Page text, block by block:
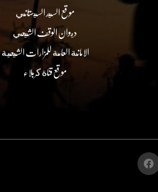
موقع السيد السيستاني
ديوان الوقف الشيعي
الامانة العامة للمزارات الشيعية
موقع قناة كربلاء